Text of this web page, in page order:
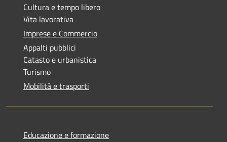
Cultura e tempo libero
Vita lavorativa
Imprese e Commercio
Appalti pubblici
Catasto e urbanistica
Turismo
Mobilità e trasporti
Educazione e formazione